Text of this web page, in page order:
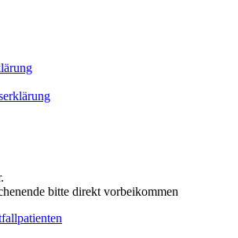
bitte direkt vorbeikommen